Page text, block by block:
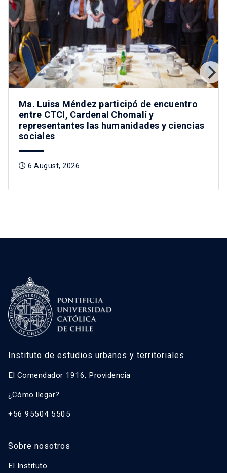
Ma. Luisa Méndez participó de encuentro
entre CTCI, Cardenal Chomalí y
representantes las humanidades y ciencias
sociales
6 August, 2026
Instituto de estudios urbanos y territoriales
El Comendador 1916, Providencia
¿Cómo llegar?
+56 95504 5505
Sobre nosotros
El Instituto